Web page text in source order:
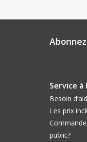
Service
Besoin
Les prix
public?